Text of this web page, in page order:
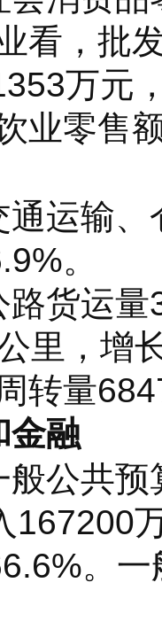
看，批
万元
业零售
通运输
。
路货运
里，增
转量
金融
般公共
167200
。